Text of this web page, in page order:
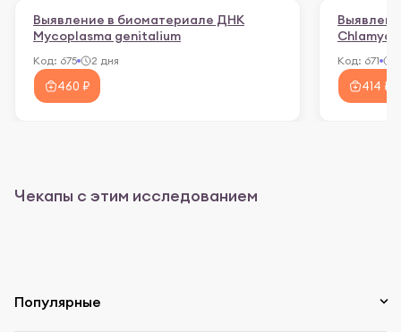
Выявление в биоматериале ДНК
Mуcoplasma genitalium
Код: 675 2 дня
460 ₽
Код: 671
414 ₽
Чекапы с этим исследованием
Популярные